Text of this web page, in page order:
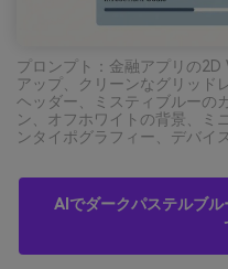
プロンプト：金融アプリの
アップ、クリーンなグリッド
ヘッダー、ミスティブルーの
ン、オフホワイトの背景、ミ
ンタイポグラフィー、デバイ
AIでダークパステルブ